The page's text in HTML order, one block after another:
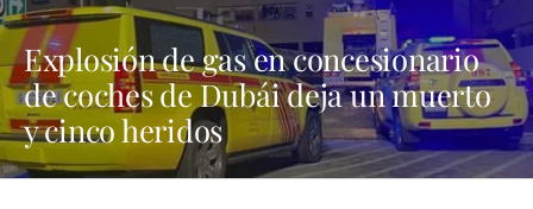
Explosión de gas en concesionario
de coches de Dubái deja un muerto
y cinco heridos